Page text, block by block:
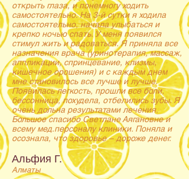
открыть глаза, и понемногу ходить
самостоятельно. На 3-й сутки я ходила
самостоятельно, начала улыбаться и
крепко ночью спать. У меня появился
стимул жить и радоваться. Я приняла все
назначения врача (уринотерапия, массаж,
аппликации, спринцевание, клизмы,
кишечное орошения) и с каждым днем
мне становилось все лучше и лучше.
Появилась легкость, прошли все боли,
бессонница, похудела, отбелились зубы. Я
очень дольна результатами лечения.
Большое спасибо Светлане Аягановне и
всему мед.персоналу клиники. Поняла и
осознала, что здоровье – дороже денег.
Альфия Г.
Алматы